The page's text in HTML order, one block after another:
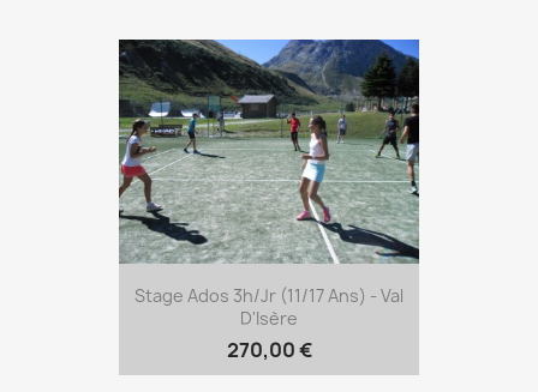
Stage Ados 3h/jr (11/17 Ans) - Val
D'Isère
270,00 €